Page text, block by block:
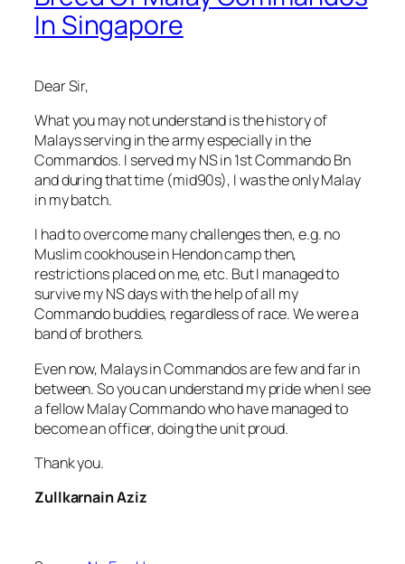
In Singapore
Dear Sir,
What you may not understand is the history of
Malays serving in the army especially in the
Commandos. I served my NS in1stCommandoBn
and during that time (mid90s), I was the only Malay
in my batch.
I had to overcome many challenges then, e.g. no
Muslim cookhouse inHendoncamp then,
restrictions placed on me, etc. But I managed to
survive my NS days with the help of all my
Commando buddies, regardless of race. We were a
band of brothers.
Even now, Malays in Commandos are few and far in
between. So you can understand my pride when I see
a fellow Malay Commando who have managed to
become an officer, doing the unit proud.
Thank you.
ZullkarnainAziz